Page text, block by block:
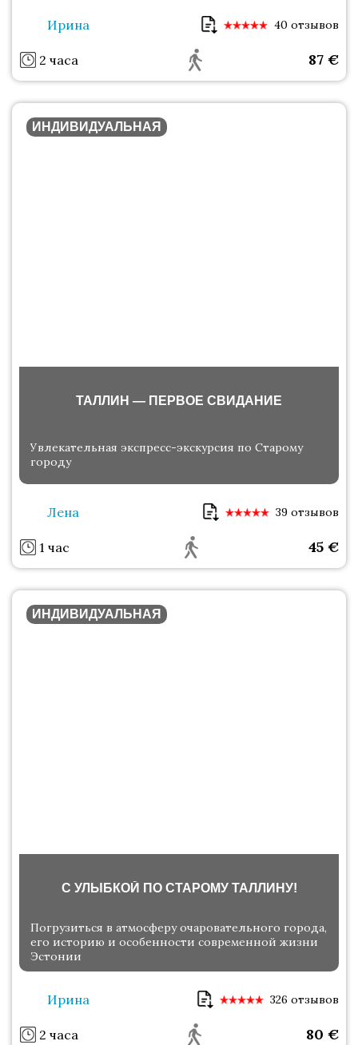
Ирина 40 отзывов
2 часа 87 €
ИНДИВИДУАЛЬНАЯ
ТАЛЛИН — ПЕРВОЕ СВИДАНИЕ
Увлекательная экспресс-экскурсия по Старому
городу
Лена 39 отзывов
1 час 45 €
ИНДИВИДУАЛЬНАЯ
С УЛЫБКОЙ ПО СТАРОМУ ТАЛЛИНУ!
Погрузиться в атмосферу очаровательного города,
его историю и особенности современной жизни
Эстонии
Ирина 326 отзывов
2 часа 80 €